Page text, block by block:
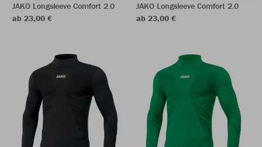
JAKO Longsleeve Comfort 2.0
ab 23,00 €
JAKO Longsleeve Comfort 2.0
ab 23,00 €